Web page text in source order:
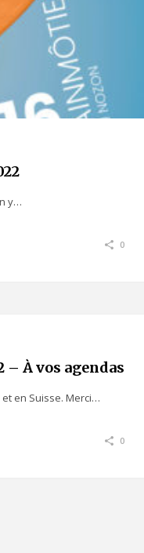
y…
0
– À vos agendas
en Suisse. Merci…
0